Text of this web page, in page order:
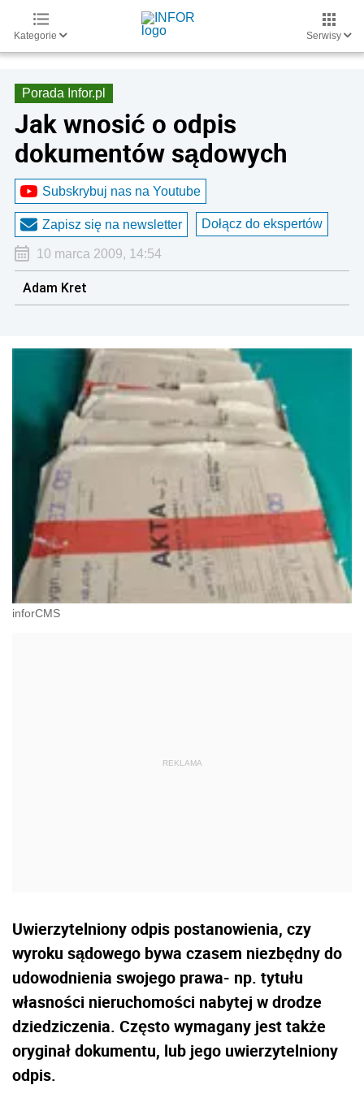
Kategorie Serwisy
Porada Infor.pl
Jak wnosić o odpis
dokumentów sądowych
Subskrybuj nas na Youtube
Zapisz się na newsletter Dołącz do ekspertów
10 marca 2009, 14:54
Adam Kret
inforCMS
Uwierzytelniony odpis postanowienia, czy
wyroku sądowego bywa czasem niezbędny do
udowodnienia swojego prawa- np. tytułu
własności nieruchomości nabytej w drodze
dziedziczenia. Często wymagany jest także
oryginał dokumentu, lub jego uwierzytelniony
odpis.